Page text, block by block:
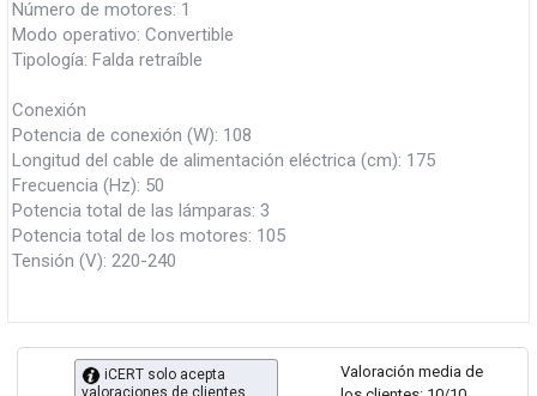
Número de motores: 1
Modo operativo: Convertible
Tipología: Falda retraíble
Conexión
Potencia de conexión (W): 108
Longitud del cable de alimentación eléctrica (cm): 175
Frecuencia (Hz): 50
Potencia total de las lámparas: 3
Potencia total de los motores: 105
Tensión (V): 220-240
Valoración media de
iCERT solo acepta
valoraciones de clientes